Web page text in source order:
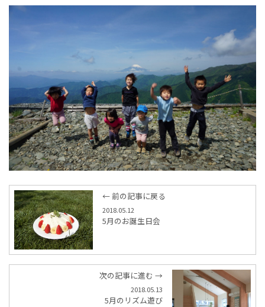
← 前の記事に戻る
2018.05.12
5月のお誕生日会
次の記事に進む →
2018.05.13
5月のリズム遊び